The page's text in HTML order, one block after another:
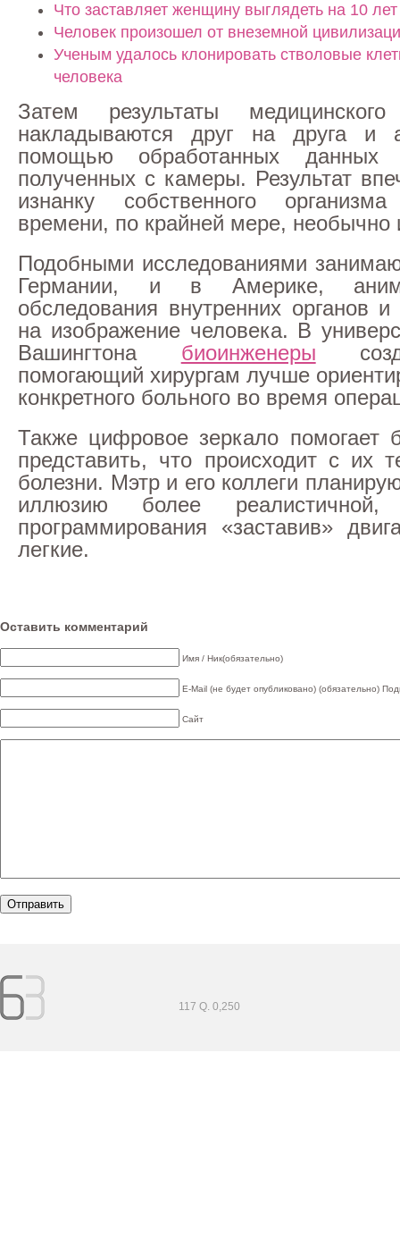
Что заставляет женщину выглядеть на 10
Человек произошел от внеземной
Ученым удалось клонировать стволовые
человека
Затем результаты медицинского
накладываются друг на друга и
помощью обработанных данных
полученных с камеры. Результат
изнанку собственного
времени, по крайней мере, необычно
Подобными исследованиями
Германии, и в Америке,
обследования внутренних органов
на изображение человека. В
Вашингтона биоинженеры
помогающий хирургам лучше
конкретного больного во время
Также цифровое зеркало помогает
представить, что происходит с их
болезни. Мэтр и его коллеги
иллюзию более
программирования «заставив»
легкие.
Оставить комментарий
Имя / Ник(обязательно)
E-Mail (не будет опубликовано) (обязательно)
Сайт
117 Q. 0,250